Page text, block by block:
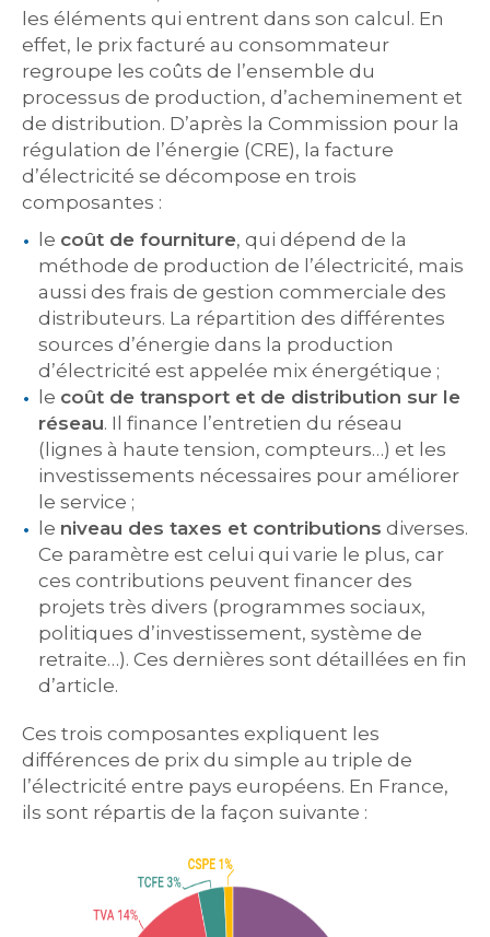
les éléments qui entrent dans son calcul. En
effet, le prix facturé au consommateur
regroupe les coûts de l’ensemble du
processus de production, d’acheminement et
de distribution. D’après la Commission pour la
régulation de l’énergie (CRE), la facture
d’électricité se décompose en trois
composantes :
le coût de fourniture, qui dépend de la
méthode de production de l’électricité, mais
aussi des frais de gestion commerciale des
distributeurs. La répartition des différentes
sources d’énergie dans la production
d’électricité est appelée mix énergétique ;
le coût de transport et de distribution sur le
réseau. Il finance l’entretien du réseau
(lignes à haute tension, compteurs…) et les
investissements nécessaires pour améliorer
le service ;
le niveau des taxes et contributions diverses.
Ce paramètre est celui qui varie le plus, car
ces contributions peuvent financer des
projets très divers (programmes sociaux,
politiques d’investissement, système de
retraite…). Ces dernières sont détaillées en fin
d’article.
Ces trois composantes expliquent les
différences de prix du simple au triple de
l’électricité entre pays européens. En France,
ils sont répartis de la façon suivante :